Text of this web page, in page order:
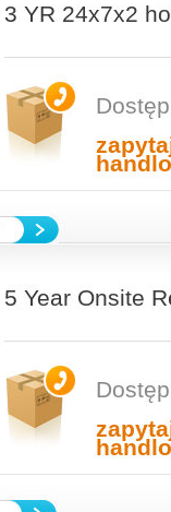
3 YR 24x7x2
5 Year Onsite